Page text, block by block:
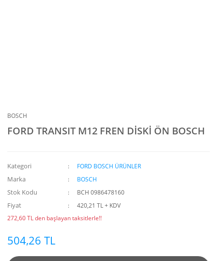
BOSCH
FORD TRANSIT M12 FREN DİSKİ ÖN BOSCH
Kategori FORD BOSCH ÜRÜNLER
Marka BOSCH
Stok Kodu BCH 0986478160
Fiyat
420,21 TL + KDV
272,60 TL den başlayan taksitlerle!!
504,26 TL